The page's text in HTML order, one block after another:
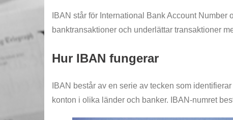
IBAN står för International Bank Account
banktransaktioner och underlättar transaktioner
Hur IBAN fungerar
IBAN består av en serie av tecken som
konton i olika länder och banker. IBAN-numret